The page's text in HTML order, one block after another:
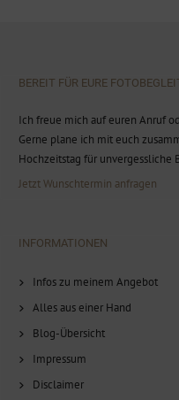
BEREIT FÜR EURE
Ich freue mich auf euren Anruf
Gerne plane ich mit euch
Hochzeitstag für unvergessliche
Jetzt Wunschtermin anfragen
INFORMATIONEN
Infos zu meinem Angebot
Alles aus einer Hand
Blog-Übersicht
Impressum
Disclaimer